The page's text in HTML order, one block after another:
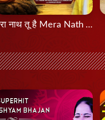
मेरा नाथ तू है Mera Nath Tu Hai